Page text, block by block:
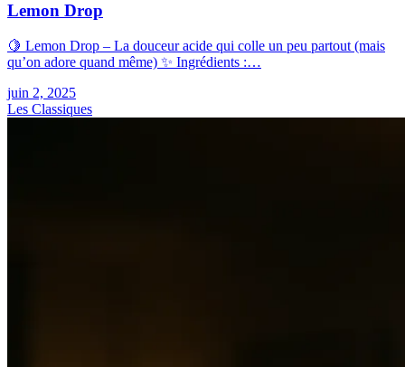
Lemon Drop
🍋 Lemon Drop – La douceur acide qui colle un peu partout (mais
qu’on adore quand même) ✨ Ingrédients :…
juin 2, 2025
Les Classiques